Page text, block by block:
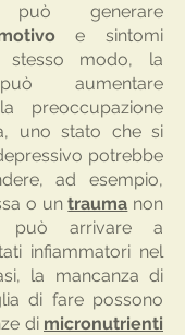
generare
e sintomi
modo, la
aumentare
preoccupazione
uno stato che si
potrebbe
ad esempio,
o untrauma non
può arrivare a
infiammatori nel
la mancanza di
di fare possono
di micronutrienti